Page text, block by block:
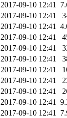
2017-09-10 12:41
2017-09-10 12:41
2017-09-10 12:41
2017-09-10 12:41
2017-09-10 12:41
2017-09-10 12:41
2017-09-10 12:41
2017-09-10 12:41
2017-09-10 12:41
2017-09-10 12:41
2017-09-10 12:41